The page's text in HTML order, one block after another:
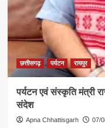
दस्तक
छत्तीसगढ़ पर्यटन रायपुर
पर्यटन एवं संस्कृति मंत्री
संदेश
Apna Chhattisgarh 07/